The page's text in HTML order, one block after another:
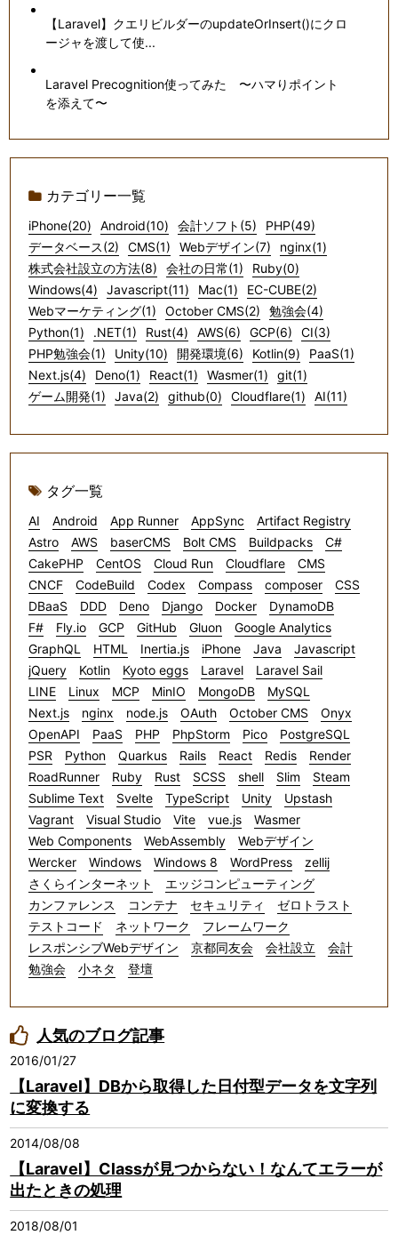
【Laravel】クエリビルダーのupdateOrInsert()にクロ
ージャを渡して使...
Laravel Precognition使ってみた 〜ハマりポイント
を添えて〜
カテゴリー一覧
iPhone(20) Android(10) 会計ソフト(5)
PHP(49)
データベース(2)
CMS(1) Webデザイン(7)
nginx(1)
株式会社設立の方法(8)
会社の日常(1)
Ruby(0)
Windows(4)
Javascript(11) Mac(1)
EC-CUBE(2)
Webマーケティング(1)
October CMS(2)
勉強会(4)
Python(1)
.NET(1) Rust(4) AWS(6) GCP(6)
CI(3)
PHP勉強会(1)
Unity(10) 開発環境(6) Kotlin(9)
PaaS(1)
Next.js(4)
Deno(1) React(1) Wasmer(1)
git(1)
ゲーム開発(1)
Java(2) github(0) Cloudflare(1) AI(11)
タグ一覧
AI Android App Runner AppSync
Artifact Registry
Astro
AWS baserCMS Bolt CMS Buildpacks
C#
CakePHP
CentOS Cloud Run Cloudflare
CMS
CNCF
CodeBuild Codex Compass composer
CSS
DBaaS
DDD Deno Django Docker
DynamoDB
F#
Fly.io GCP GitHub Gluon
Google Analytics
GraphQL
HTML Inertia.js iPhone Java
Javascript
jQuery
Kotlin Kyoto eggs Laravel
Laravel Sail
LINE
Linux MCP MinIO MongoDB
MySQL
Next.js
nginx node.js OAuth October CMS
Onyx
OpenAPI
PaaS PHP PhpStorm Pico
PostgreSQL
PSR
Python Quarkus Rails React Redis
Render
RoadRunner
Ruby Rust SCSS shell Slim
Steam
Sublime Text
Svelte TypeScript Unity
Upstash
Vagrant
Visual Studio Vite vue.js
Wasmer
Web Components
WebAssembly
Webデザイン
Wercker
Windows Windows 8 WordPress
zellij
さくらインターネット
エッジコンピューティング
カンファレンス
コンテナ セキュリティ
ゼロトラスト
テストコード
ネットワーク
フレームワーク
レスポンシブWebデザイン
京都同友会 会社設立
会計
勉強会
小ネタ 登壇
人気のブログ記事
2016/01/27
【Laravel】DBから取得した日付型データを文字列
に変換する
2014/08/08
【Laravel】Classが見つからない！なんてエラーが
出たときの処理
2018/08/01